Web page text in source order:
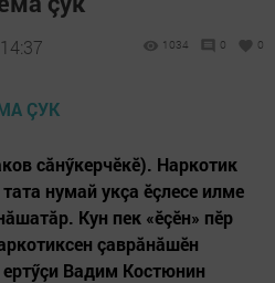
1034 0 0
сăнӳкерчӗкӗ). Наркотик
нумай укçа ӗçлесе илме
Кун пек «ӗçӗн» пӗр
çаврăнăшӗн
ертӳçи Вадим Костюнин